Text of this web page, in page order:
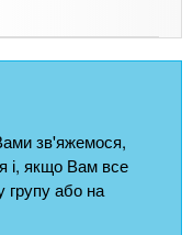
зв'яжемося,
і, якщо Вам все
групу або на